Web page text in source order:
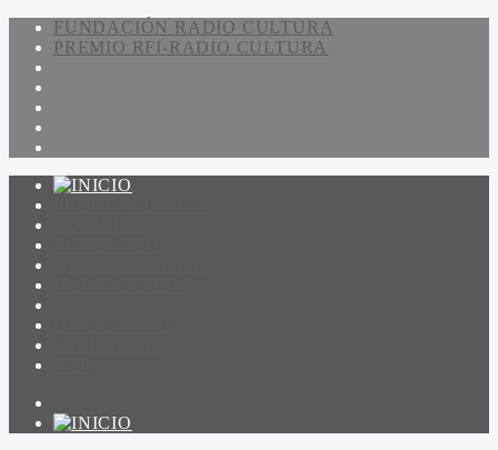
FUNDACIÓN RADIO CULTURA
PREMIO RFI-RADIO CULTURA